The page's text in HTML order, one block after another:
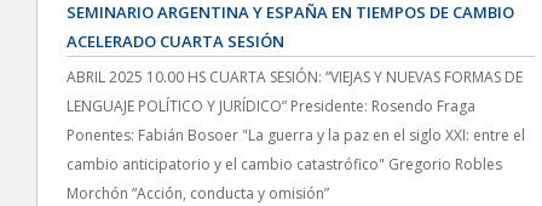
SEMINARIO ARGENTINA Y ESPAÑA EN TIEMPOS DE CAMBIO
ACELERADO CUARTA SESIÓN
ABRIL 2025 10.00 HS CUARTA SESIÓN: “VIEJAS Y NUEVAS FORMAS DE
LENGUAJE POLÍTICO Y JURÍDICO” Presidente: Rosendo Fraga
Ponentes: Fabián Bosoer "La guerra y la paz en el siglo XXI: entre el
cambio anticipatorio y el cambio catastrófico" Gregorio Robles
Morchón “Acción, conducta y omisión”